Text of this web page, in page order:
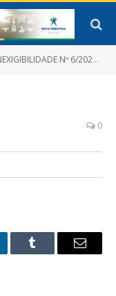
Nº 6/2021-010 (CONTRATAÇÃO DE SERVIÇÕES TECNICOS ESPECIALIZADO DE ASSESSORIA E CONSULTORIA ADMINISTRATIVA)
0
Tumblr
E-